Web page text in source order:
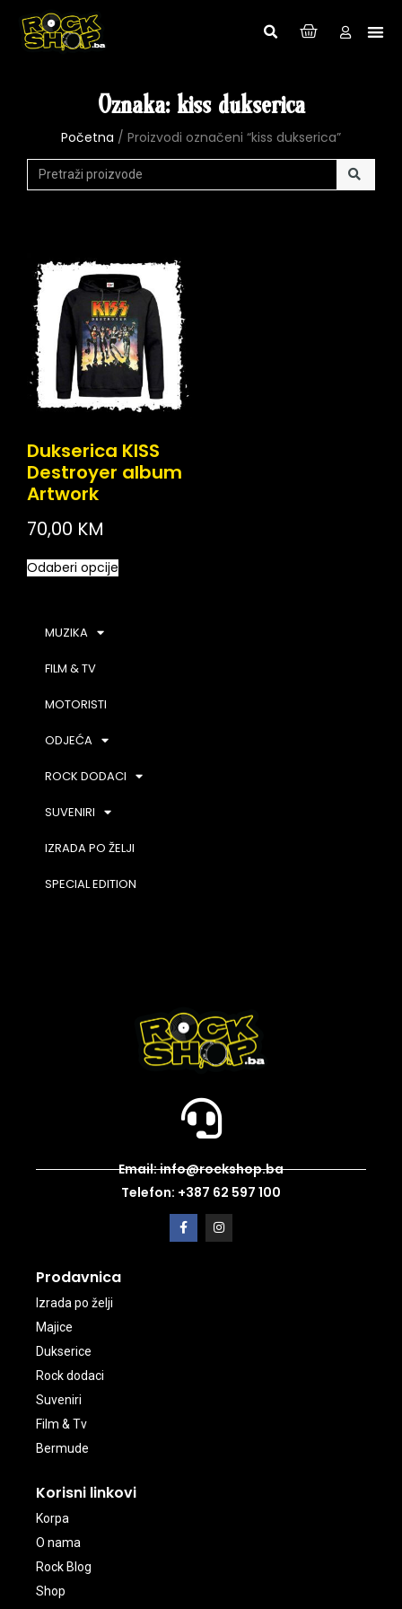
Oznaka: kiss dukserica
Početna / Proizvodi označeni “kiss dukserica”
Dukserica KISS
Destroyer album
Artwork
70,00 KM
Odaberi opcije
MUZIKA
FILM & TV
MOTORISTI
ODJEĆA
ROCK DODACI
SUVENIRI
IZRADA PO ŽELJI
SPECIAL EDITION
Email: info@rockshop.ba
Telefon: +387 62 597 100
Prodavnica
Izrada po želji
Majice
Dukserice
Rock dodaci
Suveniri
Film & Tv
Bermude
Korisni linkovi
Korpa
O nama
Rock Blog
Shop